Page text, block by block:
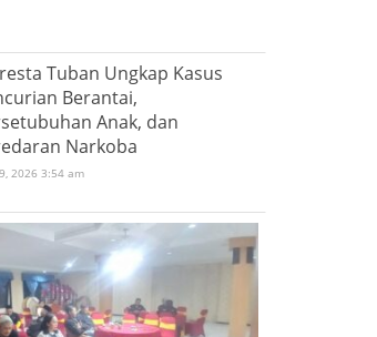
Tuban Ungkap Kasus
Berantai,
Anak, dan
Narkoba
2026 3:54 am